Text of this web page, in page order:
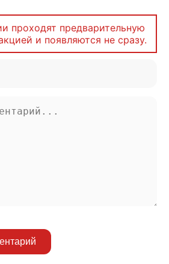
проходят предварительную
и появляются не сразу.